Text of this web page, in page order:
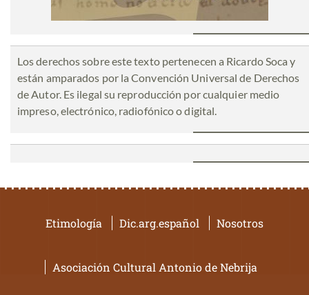
Los derechos sobre este texto pertenecen a Ricardo Soca y
están amparados por la Convención Universal de Derechos
de Autor. Es ilegal su reproducción por cualquier medio
impreso, electrónico, radiofónico o digital.
Etimología Dic.arg.español Nosotros
Asociación Cultural Antonio de Nebrija